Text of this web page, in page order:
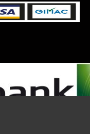
tous droits